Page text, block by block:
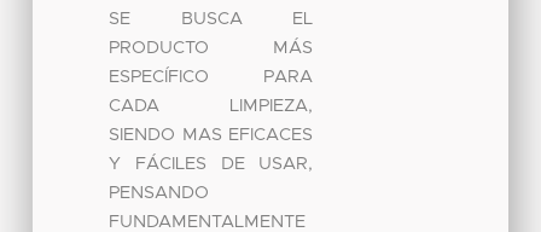
SE BUSCA EL
PRODUCTO MÁS
ESPECÍFICO PARA
CADA LIMPIEZA,
SIENDO MAS EFICACES
Y FÁCILES DE USAR,
PENSANDO
FUNDAMENTALMENTE